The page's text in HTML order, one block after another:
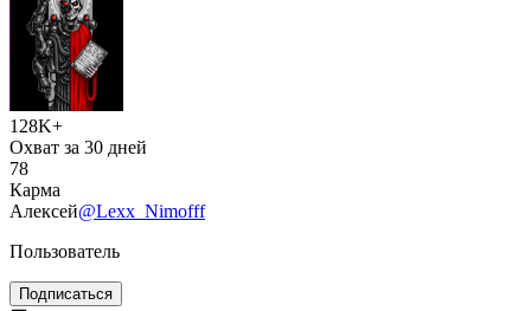
128K+
Охват за 30 дней
78
Карма
Алексей@Lexx_Nimofff
Пользователь
Подписаться